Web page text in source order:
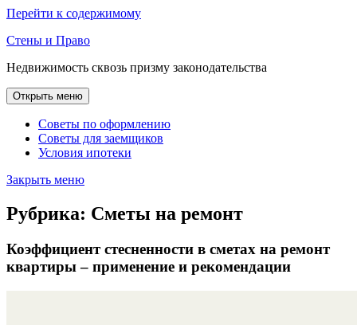
Перейти к содержимому
Стены и Право
Недвижимость сквозь призму законодательства
Открыть меню
Советы по оформлению
Советы для заемщиков
Условия ипотеки
Закрыть меню
Рубрика: Сметы на ремонт
Коэффициент стесненности в сметах на ремонт
квартиры – применение и рекомендации